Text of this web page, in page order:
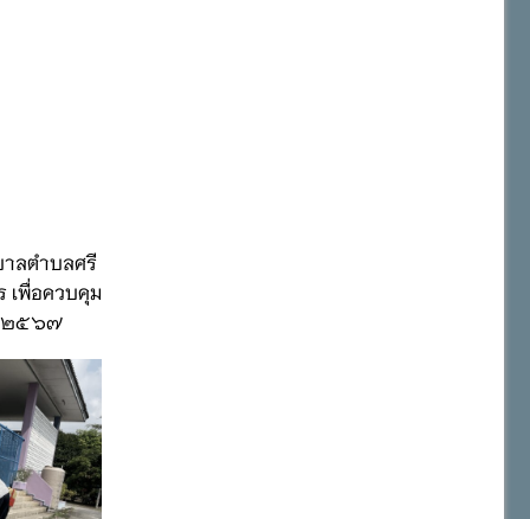
าลตำบลศรี
เพื่อควบคุม
๒๕๖๗